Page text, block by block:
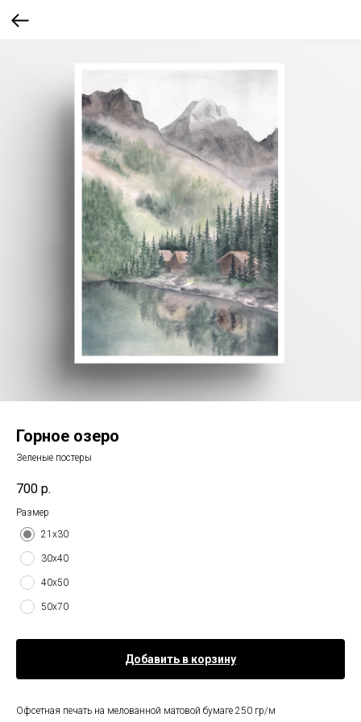
Горное озеро
Зеленые постеры
700 р.
Размер
21х30
30х40
40х50
50х70
Добавить в корзину
Офсетная печать на мелованной матовой бумаге 250 гр/м